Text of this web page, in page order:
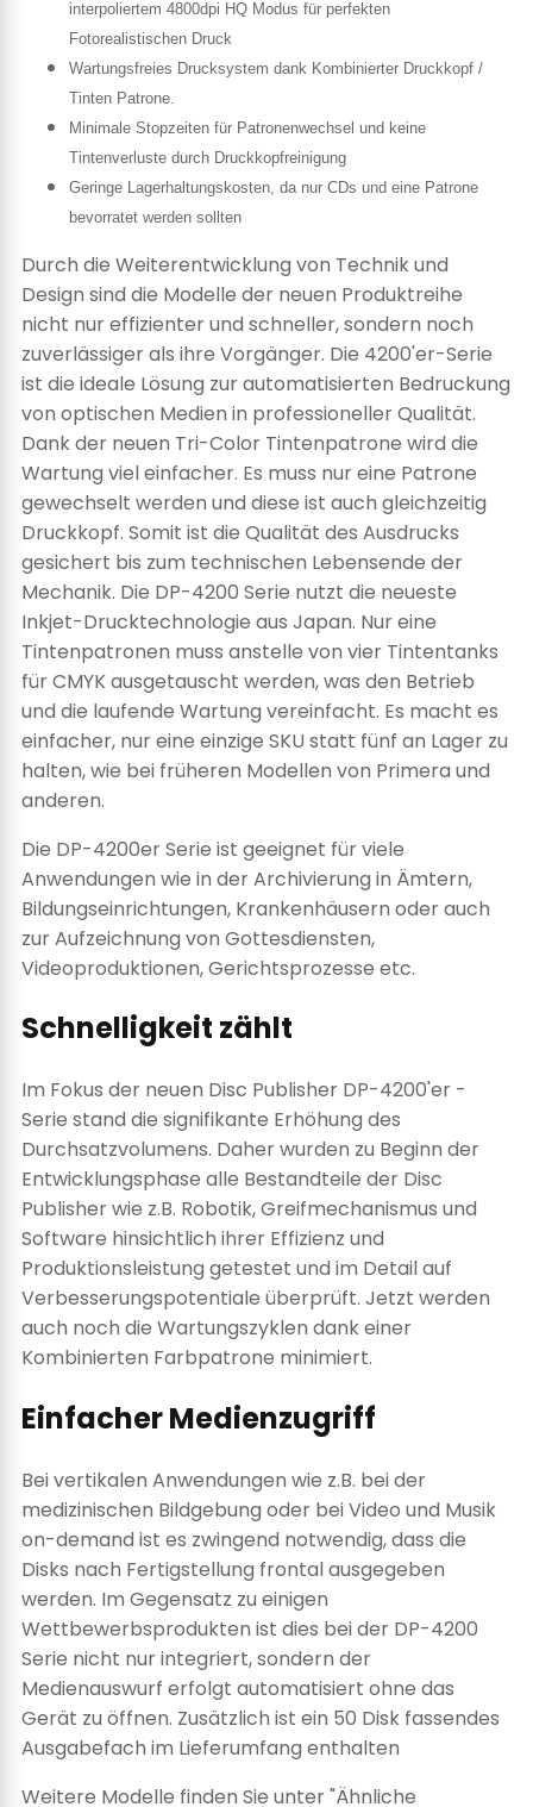
interpoliertem 4800dpi HQ Modus für perfekten
Fotorealistischen Druck
Wartungsfreies Drucksystem dank Kombinierter Druckkopf /
Tinten Patrone.
Minimale Stopzeiten für Patronenwechsel und keine
Tintenverluste durch Druckkopfreinigung
Geringe Lagerhaltungskosten, da nur CDs und eine Patrone
bevorratet werden sollten
Durch die Weiterentwicklung von Technik und
Design sind die Modelle der neuen Produktreihe
nicht nur effizienter und schneller, sondern noch
zuverlässiger als ihre Vorgänger. Die 4200'er-Serie
ist die ideale Lösung zur automatisierten Bedruckung
von optischen Medien in professioneller Qualität.
Dank der neuen Tri-Color Tintenpatrone wird die
Wartung viel einfacher. Es muss nur eine Patrone
gewechselt werden und diese ist auch gleichzeitig
Druckkopf. Somit ist die Qualität des Ausdrucks
gesichert bis zum technischen Lebensende der
Mechanik. Die DP-4200 Serie nutzt die neueste
Inkjet-Drucktechnologie aus Japan. Nur eine
Tintenpatronen muss anstelle von vier Tintentanks
für CMYK ausgetauscht werden, was den Betrieb
und die laufende Wartung vereinfacht. Es macht es
einfacher, nur eine einzige SKU statt fünf an Lager zu
halten, wie bei früheren Modellen von Primera und
anderen.
Die DP-4200er Serie ist geeignet für viele
Anwendungen wie in der Archivierung in Ämtern,
Bildungseinrichtungen, Krankenhäusern oder auch
zur Aufzeichnung von Gottesdiensten,
Videoproduktionen, Gerichtsprozesse etc.
Schnelligkeit zählt
Im Fokus der neuen Disc Publisher DP-4200'er -
Serie stand die signifikante Erhöhung des
Durchsatzvolumens. Daher wurden zu Beginn der
Entwicklungsphase alle Bestandteile der Disc
Publisher wie z.B. Robotik, Greifmechanismus und
Software hinsichtlich ihrer Effizienz und
Produktionsleistung getestet und im Detail auf
Verbesserungspotentiale überprüft. Jetzt werden
auch noch die Wartungszyklen dank einer
Kombinierten Farbpatrone minimiert.
Einfacher Medienzugriff
Bei vertikalen Anwendungen wie z.B. bei der
medizinischen Bildgebung oder bei Video und Musik
on-demand ist es zwingend notwendig, dass die
Disks nach Fertigstellung frontal ausgegeben
werden. Im Gegensatz zu einigen
Wettbewerbsprodukten ist dies bei der DP-4200
Serie nicht nur integriert, sondern der
Medienauswurf erfolgt automatisiert ohne das
Gerät zu öffnen. Zusätzlich ist ein 50 Disk fassendes
Ausgabefach im Lieferumfang enthalten
Weitere Modelle finden Sie unter "Ähnliche